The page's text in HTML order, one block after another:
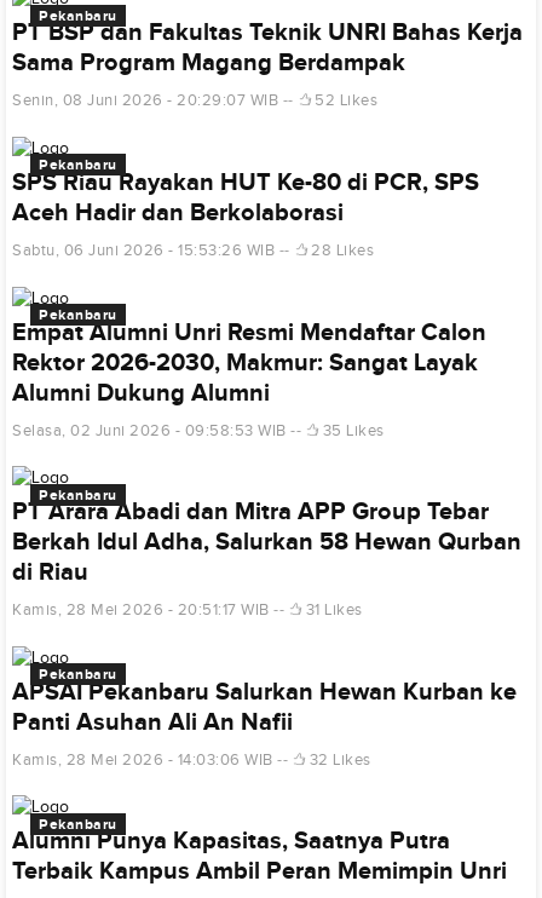
Pekanbaru
PT BSP dan Fakultas Teknik UNRI Bahas Kerja
Sama Program Magang Berdampak
Senin, 08 Juni 2026 - 20:29:07 WIB 52 Likes
Pekanbaru
SPS Riau Rayakan HUT Ke-80 di PCR, SPS
Aceh Hadir dan Berkolaborasi
Sabtu, 06 Juni 2026 - 15:53:26 WIB 28 Likes
Pekanbaru
Empat Alumni Unri Resmi Mendaftar Calon
Rektor 2026-2030, Makmur: Sangat Layak
Alumni Dukung Alumni
Selasa, 02 Juni 2026 - 09:58:53 WIB 35 Likes
Pekanbaru
PT Arara Abadi dan Mitra APP Group Tebar
Berkah Idul Adha, Salurkan 58 Hewan Qurban
di Riau
Kamis, 28 Mei 2026 - 20:51:17 WIB 31 Likes
Pekanbaru
APSAI Pekanbaru Salurkan Hewan Kurban ke
Panti Asuhan Ali An Nafii
Kamis, 28 Mei 2026 - 14:03:06 WIB 32 Likes
Pekanbaru
Alumni Punya Kapasitas, Saatnya Putra
Terbaik Kampus Ambil Peran Memimpin Unri